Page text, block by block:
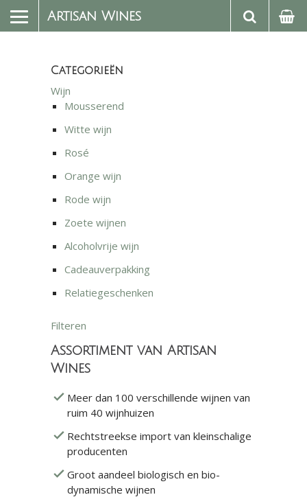
Artisan Wines
Categorieën
Wijn
Mousserend
Witte wijn
Rosé
Orange wijn
Rode wijn
Zoete wijnen
Alcoholvrije wijn
Cadeauverpakking
Relatiegeschenken
Filteren
Assortiment van Artisan
Wines
Meer dan 100 verschillende wijnen van
ruim 40 wijnhuizen
Rechtstreekse import van kleinschalige
producenten
Groot aandeel biologisch en bio-
dynamische wijnen